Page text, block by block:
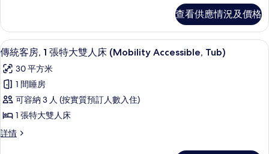
Roll-
in
Shower)
的
相
片
Shower)
詳
情
1
張
特
大
雙
人
床
(Mobility/Hearing
1
張
特
大
雙
人
(Mobility/Hearing
Accessible,
詳
查看供應情況及價格
載
入
所
有
傳
統
客
羽絨被、特厚豪華床墊、房內夾萬、書
3
傳統客房, 1 張特大雙人床 (Mobility Accessible, Tub)
30 平方米
1 間睡房
可容納 3 人 (按實質預訂人數入住)
1 張特大雙人床
詳情
傳